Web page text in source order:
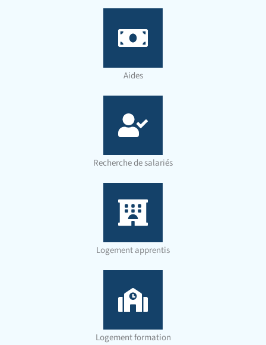
Aides
Recherche de salariés
Logement apprentis
Logement formation